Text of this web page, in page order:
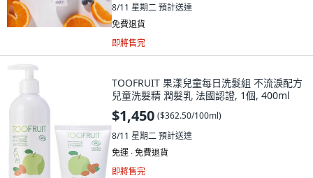
8/11 星期二預計送達
免費退貨
即將售完
TOOFRUIT 果漾兒童每日洗髮組 不流淚配方
兒童洗髮精 潤髮乳 法國認證, 1個, 400ml
$1,450 ($362.50/100ml)
8/11 星期二預計送達
免運 ∙ 免費退貨
即將售完